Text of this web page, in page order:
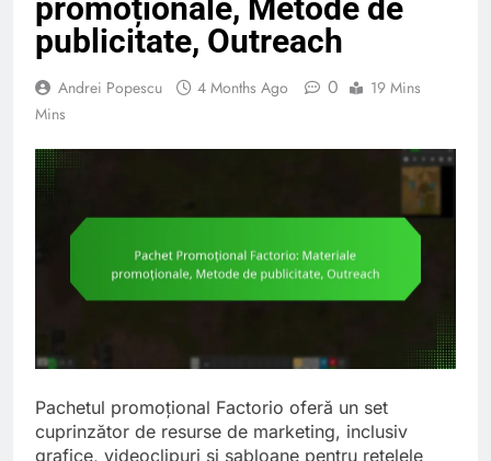
promoționale, Metode de
publicitate, Outreach
Andrei Popescu 4 Months Ago 0
19 Mins
Mins
Pachetul promoțional Factorio oferă un set
cuprinzător de resurse de marketing, inclusiv
grafice, videoclipuri și șabloane pentru rețelele